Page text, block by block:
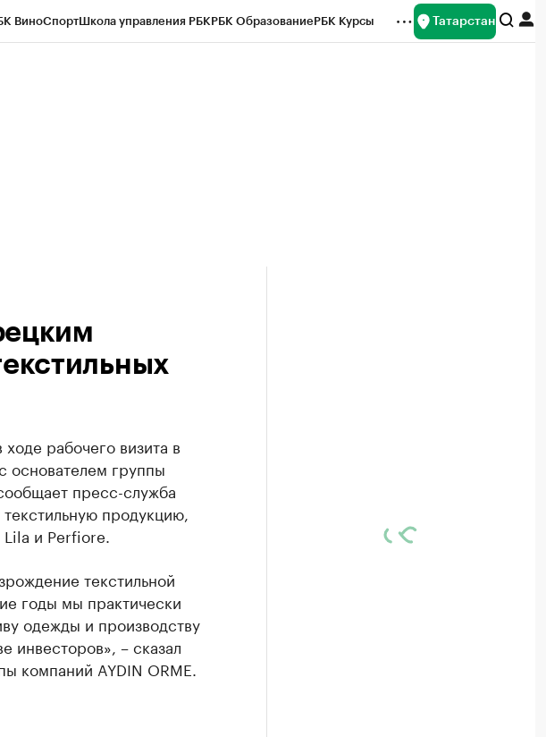
ВиноСпортШкола управления РБКРБК ОбразованиеРБК Курсы Татарстан
рабочего визита в
основателем группы
пресс-служба
продукцию,
и Perfiore.
текстильной
годы мы практически
одежды и производству
инвесторов», – сказал
компаний AYDIN ORME.